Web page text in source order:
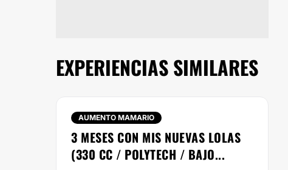
EXPERIENCIAS SIMILARES
AUMENTO MAMARIO
3 MESES CON MIS NUEVAS LOLAS
(330 CC / POLYTECH / BAJO...